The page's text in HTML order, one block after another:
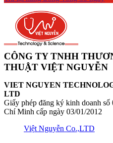
CÔNG TY TNHH
THUẬT VIỆT NGUYỄN
VIET NGUYEN
LTD
Giấy phép đăng ký kinh doanh
Chí Minh cấp ngày 03/01/2012
Việt Nguyễn Co.,LTD